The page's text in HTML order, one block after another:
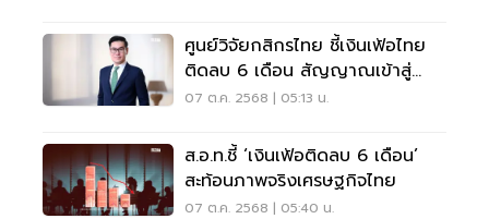
ศูนย์วิจัยกสิกรไทย ชี้เงินเฟ้อไทย
ติดลบ 6 เดือน สัญญาณเข้าสู่
เงินฝืด จับตาท่าที กนง.
07 ต.ค. 2568 | 05:13 น.
ส.อ.ท.ชี้ ‘เงินเฟ้อติดลบ 6 เดือน’
สะท้อนภาพจริงเศรษฐกิจไทย
07 ต.ค. 2568 | 05:40 น.